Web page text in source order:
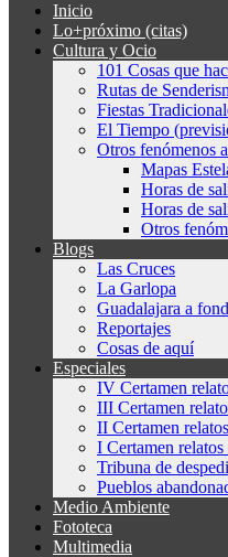
Inicio
Lo+próximo (citas)
Cultura y Ocio
101 Cosas que
Rutas de
Fiestas
El Tiempo
Otros fenómenos
Mapas
Horas de
Horas de
Otros
Blogs
Las Cruces
La Garlopa
Guadalajara a
Reportajes
Cosas de aquí
Especiales
IV Certamen
III Certamen
II Certamen
I Certamen
Tribuna de
Pueblos
Medio Ambiente
Fototeca
Multimedia